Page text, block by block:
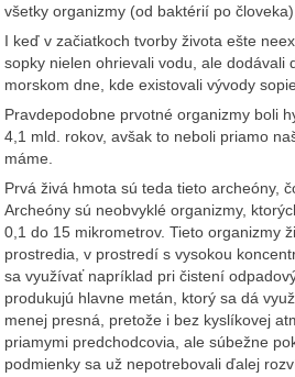
všetky organizmy (od baktérií po
I keď v začiatkoch tvorby života ešte
sopky nielen ohrievali vodu, ale dodávali
morskom dne, kde existovali vývody
Pravdepodobne prvotné organizmy boli
4,1 mld. rokov, avšak to neboli priamo
máme.
Prvá živá hmota sú teda tieto archeóny,
Archeóny sú neobvyklé organizmy,
0,1 do 15 mikrometrov. Tieto organizmy
prostredia, v prostredí s vysokou
sa využívať napríklad pri čistení
produkujú hlavne metán, ktorý sa dá
menej presná, pretože i bez kyslíkovej
priamymi predchodcovia, ale súbežne
podmienky sa už nepotrebovali ďalej